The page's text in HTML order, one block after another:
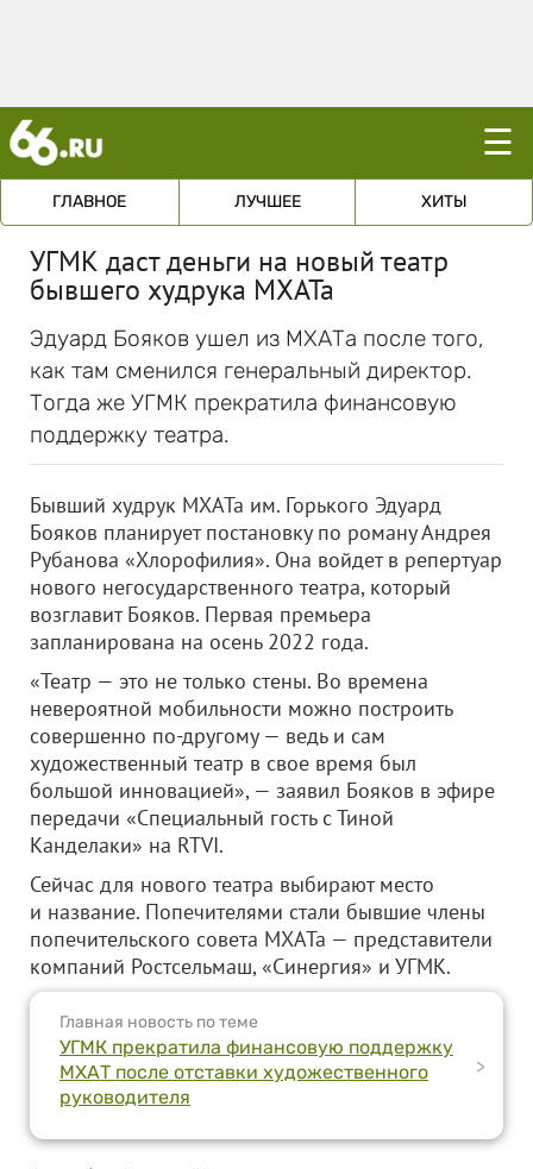
☰
ГЛАВНОЕ ЛУЧШЕЕ ХИТЫ
УГМК даст деньги на новый театр
бывшего худрука МХАТа
Эдуард Бояков ушел из МХАТа после того,
как там сменился генеральный директор.
Тогда же УГМК прекратила финансовую
поддержку театра.
Бывший худрук МХАТа им. Горького Эдуард
Бояков планирует постановку по роману Андрея
Рубанова «Хлорофилия». Она войдет в репертуар
нового негосударственного театра, который
возглавит Бояков. Первая премьера
запланирована на осень 2022 года.
«Театр — это не только стены. Во времена
невероятной мобильности можно построить
совершенно по-другому — ведь и сам
художественный театр в свое время был
большой инновацией», — заявил Бояков в эфире
передачи «Специальный гость с Тиной
Канделаки» на RTVI.
Сейчас для нового театра выбирают место
и название. Попечителями стали бывшие члены
попечительского совета МХАТа — представители
компаний Ростсельмаш, «Синергия» и УГМК.
Главная новость по теме
УГМК прекратила финансовую поддержку
МХАТ после отставки художественного
руководителя
>